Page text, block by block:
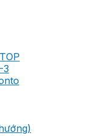
3